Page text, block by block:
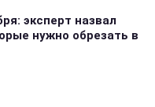
эксперт назвал
нужно обрезать в